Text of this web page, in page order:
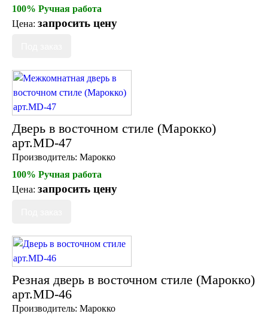
Спальня Марокко
Краны и смесители в хамам
Раковины латунные и медные
Медные тазы и ведра
Аксессуары в хамам
Текстиль для хамама
Плитка Марокко
Мозаика Марокко
Двери Марокко
Бабуши тапочки
Вазы
Зеркала
Подушки
Салфетницы
Свечи и подсвечники
Сундуки
Шкатулки
Хлопковые
100% Ручная работа
Цена: запросить цену
Дверь в восточном стиле (Марокко)
арт.MD-47
Производитель: Марокко
100% Ручная работа
Цена: запросить цену
Резная дверь в восточном стиле (Марокко)
арт.MD-46
Производитель: Марокко